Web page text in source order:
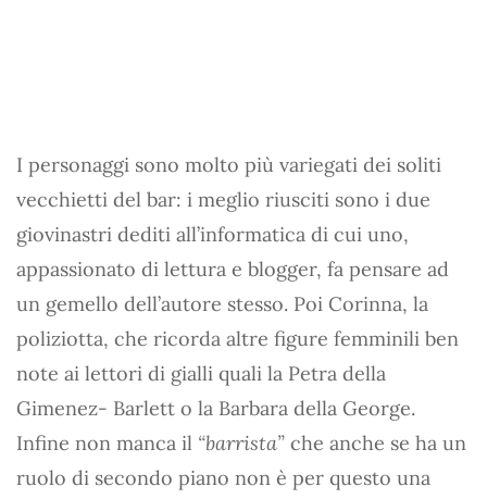
I personaggi sono molto più variegati dei soliti
vecchietti del bar: i meglio riusciti sono i due
giovinastri dediti all’informatica di cui uno,
appassionato di lettura e blogger, fa pensare ad
un gemello dell’autore stesso. Poi Corinna, la
poliziotta, che ricorda altre figure femminili ben
note ai lettori di gialli quali la Petra della
Gimenez- Barlett o la Barbara della George.
Infine non manca il “barrista” che anche se ha un
ruolo di secondo piano non è per questo una